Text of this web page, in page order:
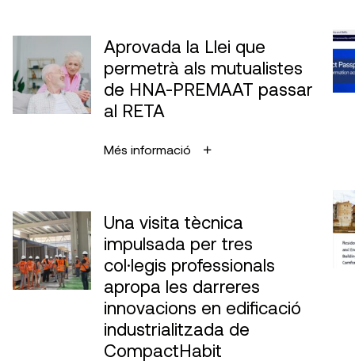
Aprovada la Llei que
permetrà als mutualistes
de HNA-PREMAAT passar
al RETA
Més informació
Una visita tècnica
impulsada per tres
col·legis professionals
apropa les darreres
innovacions en edificació
industrialitzada de
CompactHabit